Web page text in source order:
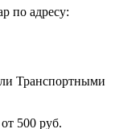
по адресу:
Транспортными
500 руб.